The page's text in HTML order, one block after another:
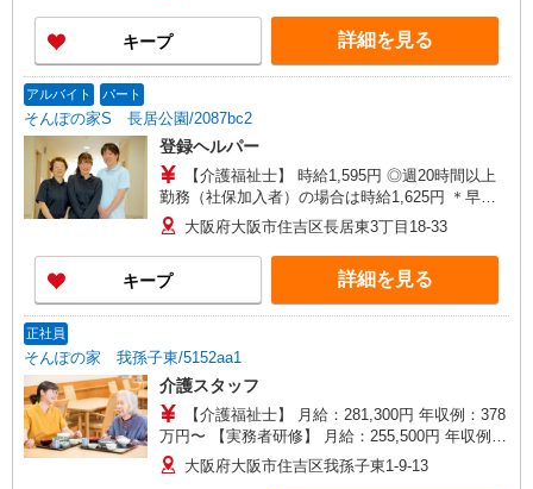
日祝手当（月平均2回分）、夜勤手当（月平均5回
分）等、毎月平均的に支払われる手当を含みま
す。 ※介護福祉士のみ、特別職務手当も含む ◎残
与 基本給2.08ヶ月分/年支給
キープ 詳細を見る
アルバイト パート
そんぽの家S 長居公園/2087bc2
登録ヘルパー
【介護福祉士】 時給1,595円 ◎週20時間以上
勤務（社保加入者）の場合は時給1,625円 ＊早朝
夜間（〜8:00、18:00〜）：時給1,994円〜 ＊日曜
祝日：時給1,895円〜 【実務者研修・初任者研修
（ヘルパー1級・2級）】 時給1,515円 ◎週20時間
以上勤務（社保加入者）の場合は時給1,545円 ＊
早朝夜間（〜8:00、18:00〜）：時給1,894円〜 ＊
が同時給 ◎キャンセル手当：職務時給の60％支給
大阪府大阪市住吉区長居東3丁目18-33
キープ 詳細を見る
正社員
そんぽの家 我孫子東/5152aa1
介護スタッフ
【介護福祉士】 月給：281,300円 年収例：378
万円〜 【実務者研修】 月給：255,500円 年収例：
345万円〜 【初任者研修・無資格】 月給：
249,700円 年収例：338万円〜 ※職務手当、働き
大阪府大阪市住吉区我孫子東1-9-13